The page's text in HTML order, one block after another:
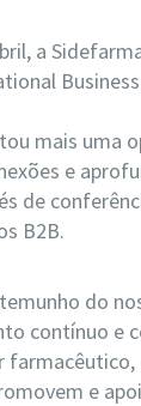
a
mais uma
e
de
B2B.
do
contínuo e
e